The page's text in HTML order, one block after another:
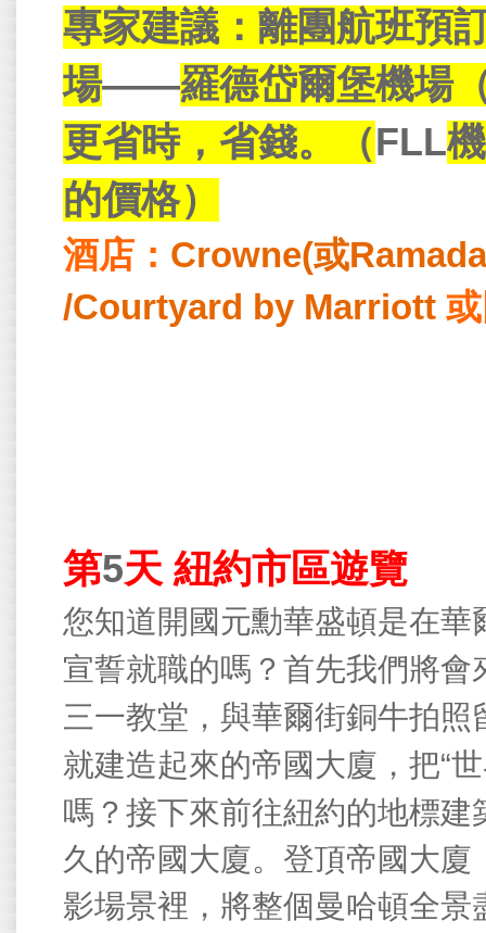
專家建議：離團航班預
場——羅德岱爾堡機場
更省時，省錢。（FLL
的價格）
酒店： Crowne(或
/Courtyard by Marriott
第5天 紐約市區遊覽
您知道開國元勳華盛頓是在
宣誓就職的嗎？首先我們將會
三一教堂，與華爾街銅牛拍
就建造起來的帝國大廈，把“
嗎？接下來前往紐約的地標
久的帝國大廈。登頂帝國大
影場景裡，將整個曼哈頓全